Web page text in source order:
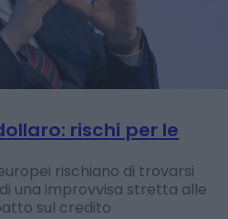
rischi per le
rischiano di trovarsi
una improvvisa stretta alle
sul credito